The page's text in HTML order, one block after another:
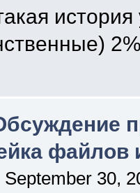
файлов
September 30,